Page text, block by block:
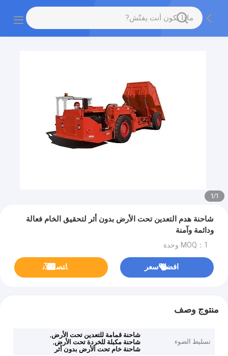
1
/
1
شاحنة هدم التعدين تحت الأرض بدون أثر لتحقيق الخام فعالة
ودائمة وآمنة
MOQ：1 وحدة
افضل سعر ﺎﺘﺼﻟ ﺍﻶﻧ
منتوج وصف
تسليط الضوء
شاحنة قمامة للتعدين تحت الأرض,
شاحنة مكبلة للخردة تحت الأرض,
شاحنة خام تحت الأرض بدون أثر